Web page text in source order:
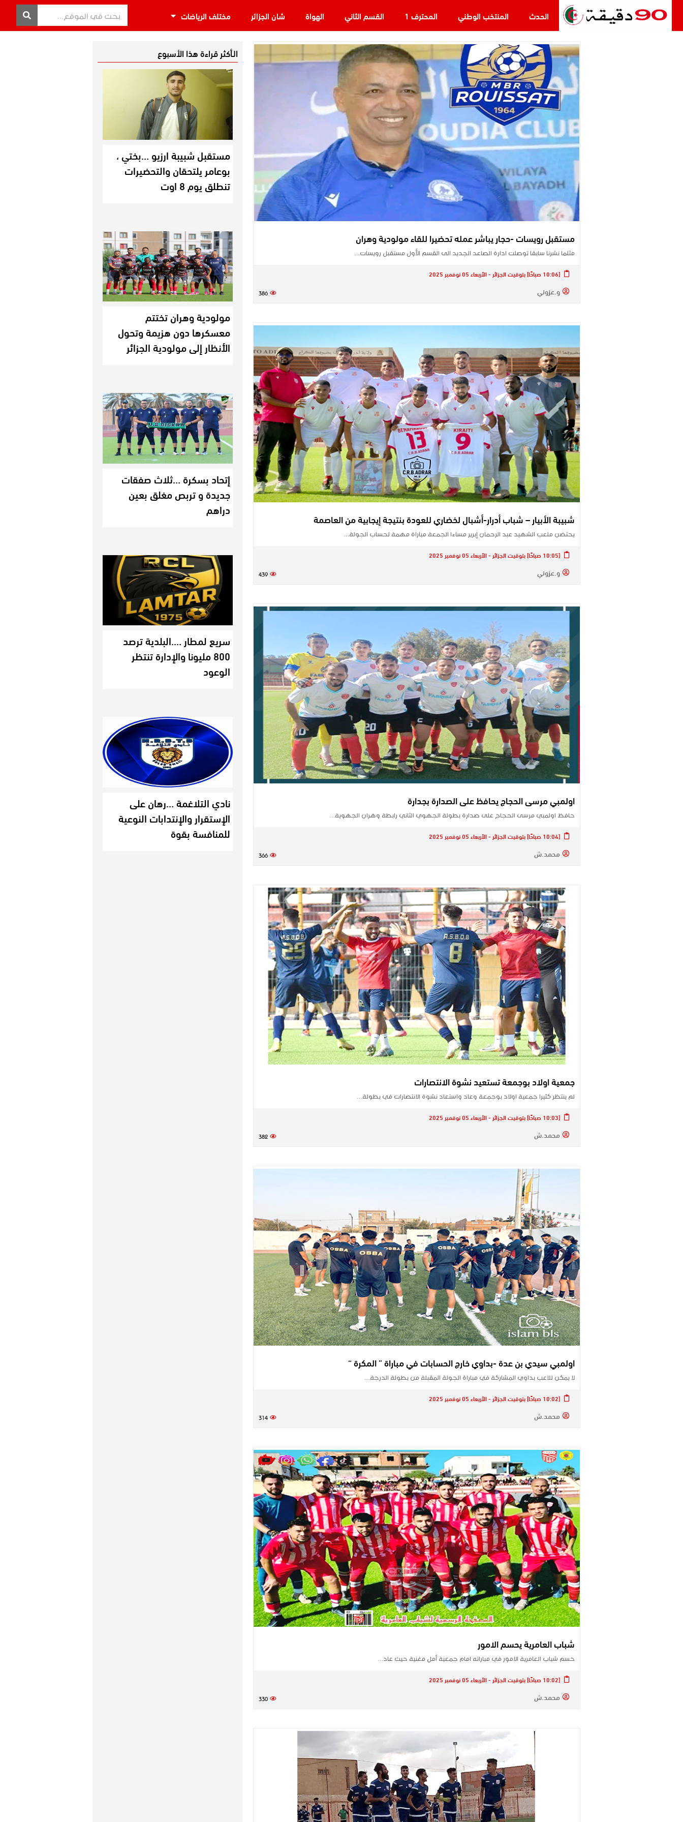
الحدث المنتخب الوطني المحترف 1 القسم الثاني الهواة شان الجزائر مختلف الرياضات
مستقبل رويسات -حجار يباشر عمله تحضيرا للقاء مولودية وهران
مثلما نشرنا سابقا توصلت ادارة الصاعد الجديد الى القسم الأول مستقبل رويسات…
[10:06 صباحًا] بتوقيت الجزائر - الأربعاء 05 نوفمبر 2025
و.عزوني 386
شبيبة الأبيار – شباب أدرار-أشبال لخضاري للعودة بنتيجة إيجابية من العاصمة
يحتضن ملعب الشهيد عبد الرحمان إبرير مساءا الجمعة مباراة مهمة لحساب الجولة…
[10:05 صباحًا] بتوقيت الجزائر - الأربعاء 05 نوفمبر 2025
و.عزوني 439
اولمبي مرسى الحجاج يحافظ على الصدارة بجدارة
حافظ اولمبي مرسى الحجاج على صدارة بطولة الجهوي الثاني رابطة وهران الجهوية…
[10:04 صباحًا] بتوقيت الجزائر - الأربعاء 05 نوفمبر 2025
محمد.ش 366
جمعية اولاد بوجمعة تستعيد نشوة الانتصارات
لم ينتظر كثيرا جمعية اولاد بوجمعة وعاد واستعاد نشوة الانتصارات في بطولة…
[10:03 صباحًا] بتوقيت الجزائر - الأربعاء 05 نوفمبر 2025
محمد.ش 382
اولمبي سيدي بن عدة -بداوي خارج الحسابات في مباراة ” المكرة “
لا يمكن للاعب بداوي المشاركة في مباراة الجولة المقبلة من بطولة الدرجة…
[10:02 صباحًا] بتوقيت الجزائر - الأربعاء 05 نوفمبر 2025
محمد.ش 314
شباب العامرية يحسم الامور
حسم شباب العامرية الامور في مباراته امام جمعية أمل مغنية حيث عاد…
[10:02 صباحًا] بتوقيت الجزائر - الأربعاء 05 نوفمبر 2025
محمد.ش 330
الـأكثر قراءة هذا الأسبوع
مستقبل شبيبة ارزيو …بختي ،
بوعامر يلتحقان والتحضيرات
تنطلق يوم 8 اوت
مولودية وهران تختتم
معسكرها دون هزيمة وتحول
الأنظار إلى مولودية الجزائر
إتحاد بسكرة …ثلاث صفقات
جديدة و تربص مغلق بعين
دراهم
سريع لمطار ….البلدية ترصد
800 مليونا والإدارة تنتظر
الوعود
نادي التلاغمة …رهان على
الإستقرار والإنتدابات النوعية
للمنافسة بقوة